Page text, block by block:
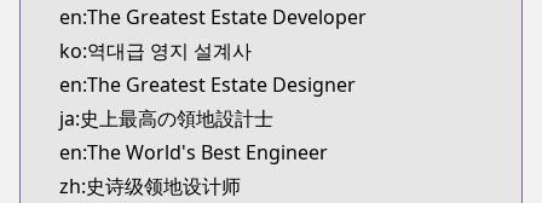
Webtoons
https://www.webtoons.com/es/fantasy/the-
Webtoons
https://www.webtoons.com/fr/fantasy/
Webtoons
Webtoons
en:The Greatest Estate Developer
ko:역대급 영지 설계사
en:The Greatest Estate Designer
ja:史上最高の領地設計士
en:The World's Best Engineer
zh:史诗级领地设计师